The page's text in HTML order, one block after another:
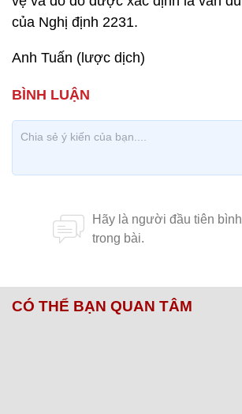
của Nghị định 2231.
Anh Tuấn (lược dịch)
CÓ THỂ BẠN QUAN TÂM